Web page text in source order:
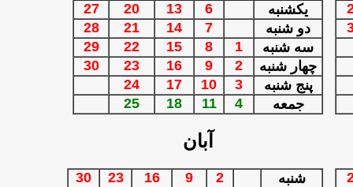
27
20 13 6
یكشنبه
28
21 14 7
دو شنبه
29
22 15 8 1
سه شنبه
30
23 16 9 2
چهار شنبه
24
17 10 3
پنج شنبه
25
18 11 4 جمعه
آبان
30 23 16 9 2
شنبه